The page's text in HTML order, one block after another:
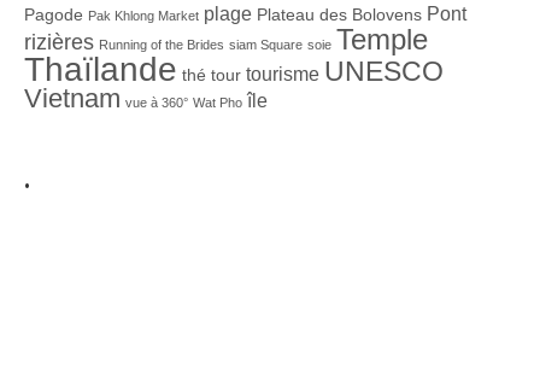
Pagode Pak Khlong Market plage Plateau des Bolovens Pont
rizières Running of the Brides siam Square soie Temple
Thaïlande thé tour tourisme UNESCO
Vietnam vue à 360° Wat Pho île
.